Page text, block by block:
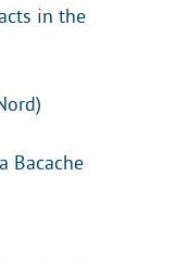
in the
Bacache